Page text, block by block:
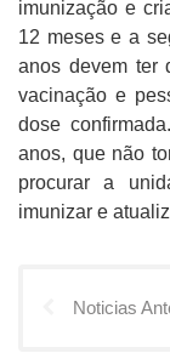
imunização e
12 meses e a
anos devem ter
vacinação e
dose
anos, que não
procurar a
imunizar e
Noticias